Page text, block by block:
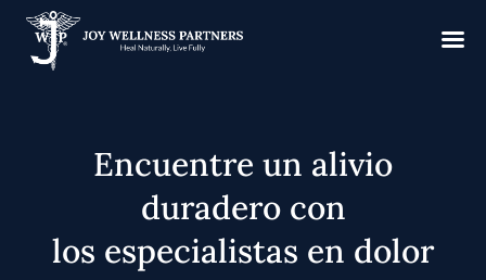
Encuentre un alivio
duradero con
los especialistas en dolor